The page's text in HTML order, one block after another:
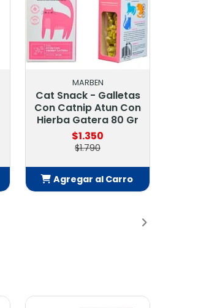
MARBEN
Cat Snack - Galletas
Con Catnip Atun Con
Hierba Gatera 80 Gr
$1.350
$1.790
Agregar al Carro